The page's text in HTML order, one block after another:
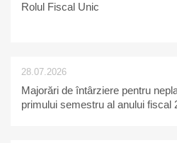
Rolul Fiscal Unic
28.07.2026
Majorări de întârziere pentru
primului semestru al anului fiscal